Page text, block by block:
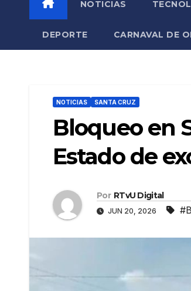
NOTICIAS
DEPORTE CARNAVAL DE
NOTICIAS SANTA CRUZ
Bloqueo en
Estado de
Por RTvU Digital
JUN 20, 2026